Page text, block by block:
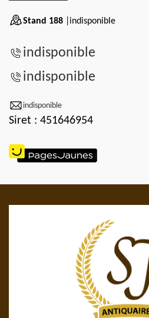
Stand 188 |indisponible
indisponible
indisponible
indisponible
Siret : 451646954